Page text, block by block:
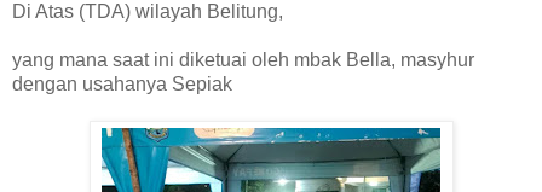
Di Atas (TDA) wilayah Belitung,
yang mana saat ini diketuai oleh mbak Bella, masyhur
dengan usahanya Sepiak